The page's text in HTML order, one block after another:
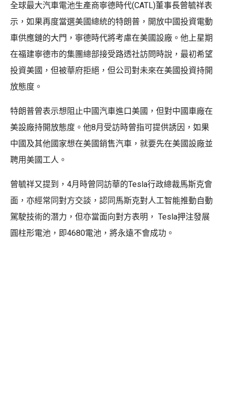
全球最大汽車電池生產商寧德時代(CATL)董事長曾毓祥表
示，如果再度當選美國總統的特朗普，開放中國投資電動
車供應鏈的大門，寧德時代將考慮在美國設廠。他上星期
在福建寧德市的集團總部接受路透社訪問時說，最初希望
投資美國，但被華府拒絕，但公司對未來在美國投資持開
放態度。
特朗普曾表示想阻止中國汽車進口美國，但對中國車廠在
美設廠持開放態度。他8月受訪時曾指可提供誘因，如果
中國及其他國家想在美國銷售汽車，就要先在美國設廠並
聘用美國工人。
曾毓祥又提到，4月時曾同訪華的Tesla行政總裁馬斯克會
面，亦經常同對方交談，認同馬斯克對人工智能推動自動
駕駛技術的潛力，但亦當面向對方表明， Tesla押注發展
圓柱形電池，即4680電池，將永遠不會成功。